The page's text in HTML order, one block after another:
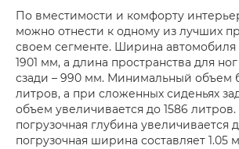
По вместимости и комфорту
можно отнести к одному из лучших
своем сегменте. Ширина автомобиля
1901 мм, а длина пространства для
сзади – 990 мм. Минимальный объем
литров, а при сложенных сиденьях
объем увеличивается до 1586
погрузочная глубина увеличивается
погрузочная ширина составляет 1.05